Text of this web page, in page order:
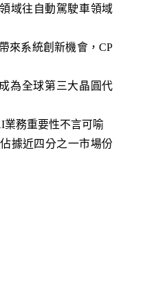
域往自動駕駛車領域
來系統創新機會，CP
為全球第三大晶圓代
業務重要性不言可喻
據近四分之一市場份